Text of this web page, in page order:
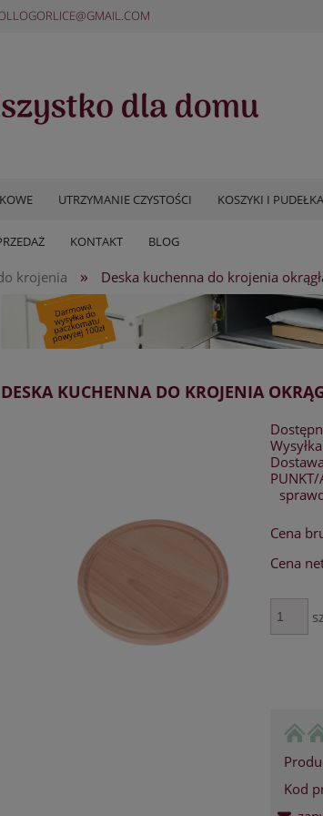
UTRZYMANIE CZYSTOŚCI KOSZYKI I PUDEŁKA
KONTAKT BLOG
krojenia » Deska kuchenna do krojenia
DESKA KUCHENNA DO KROJENIA
Cena nie zawiera
płatności
Cena
Cena
Kod